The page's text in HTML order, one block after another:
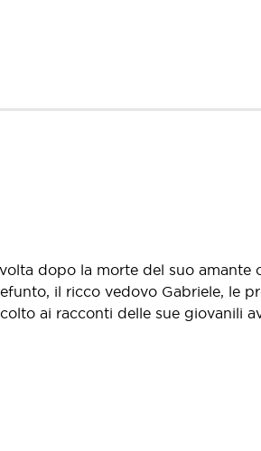
dopo la morte del suo amante
il ricco vedovo Gabriele, le
ai racconti delle sue giovanili